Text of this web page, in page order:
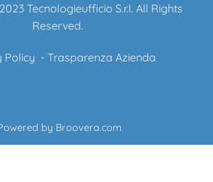
Tecnologieufficio S.r.l. All Rights
Reserved.
Policy - Trasparenza Azienda
by Broovera.com